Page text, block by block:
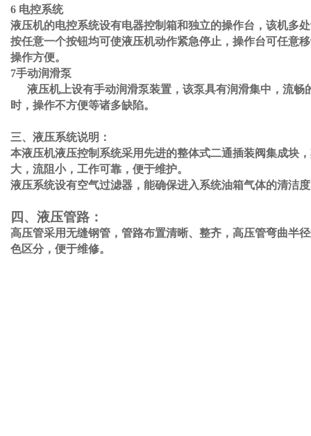
6 电控系统
液压机的电控系统设有电器控制箱和独立的操作台，该机多
按任意一个按钮均可使液压机动作紧急停止，操作台可任意
操作方便。
7手动润滑泵
液压机上设有手动润滑泵装置，该泵具有润滑集中，流畅
时，操作不方便等诸多缺陷。
三、液压系统说明：
本液压机液压控制系统采用先进的整体式二通插装阀集成块
大，流阻小，工作可靠，便于维护。
液压系统设有空气过滤器，能确保进入系统油箱气体的清洁
四、液压管路：
高压管采用无缝钢管，管路布置清晰、整齐，高压管弯曲半
色区分，便于维修。